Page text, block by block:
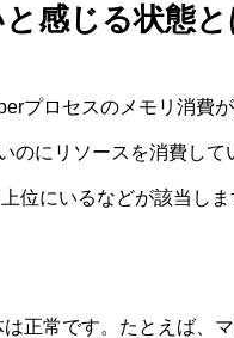
感じる状態
プロセスのメモリ消費
のにリソースを消費し
位にいるなどが該当し
正常です。たとえば、